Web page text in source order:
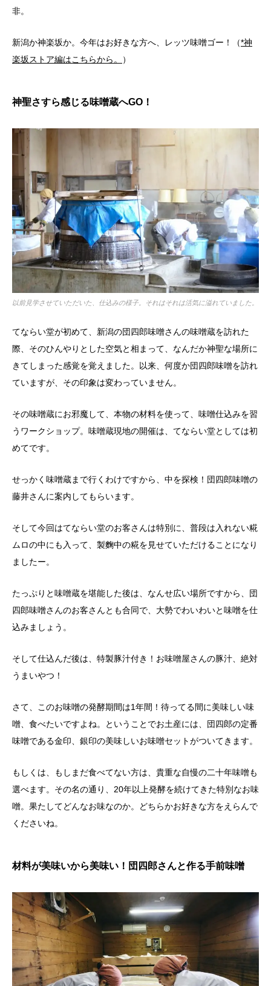
非。
新潟か神楽坂か。今年はお好きな方へ、レッツ味噌ゴー！（*神
楽坂ストア編はこちらから。
）
神聖さすら感じる味噌蔵へGO！
以前見学させていただいた、仕込みの様子。それはそれは活気に溢れていました。
てならい堂が初めて、新潟の団四郎味噌さんの味噌蔵を訪れた
際、そのひんやりとした空気と相まって、なんだか神聖な場所に
きてしまった感覚を覚えました。以来、何度か団四郎味噌を訪れ
ていますが、その印象は変わっていません。
その味噌蔵にお邪魔して、本物の材料を使って、味噌仕込みを習
うワークショップ。味噌蔵現地の開催は、てならい堂としては初
めてです。
せっかく味噌蔵まで行くわけですから、中を探検！団四郎味噌の
藤井さんに案内してもらいます。
そして今回はてならい堂のお客さんは特別に、普段は入れない糀
ムロの中にも入って、製麴中の糀を見せていただけることになり
ましたー。
たっぷりと味噌蔵を堪能した後は、なんせ広い場所ですから、団
四郎味噌さんのお客さんとも合同で、大勢でわいわいと味噌を仕
込みましょう。
そして仕込んだ後は、特製豚汁付き！お味噌屋さんの豚汁、絶対
うまいやつ！
さて、このお味噌の発酵期間は1年間！待ってる間に美味しい味
噌、食べたいですよね。ということでお土産には、団四郎の定番
味噌である金印、銀印の美味しいお味噌セットがついてきます。
もしくは、もしまだ食べてない方は、貴重な自慢の二十年味噌も
選べます。その名の通り、20年以上発酵を続けてきた特別なお味
噌。果たしてどんなお味なのか。どちらかお好きな方をえらんで
くださいね。
材料が美味いから美味い！団四郎さんと作る手前味噌